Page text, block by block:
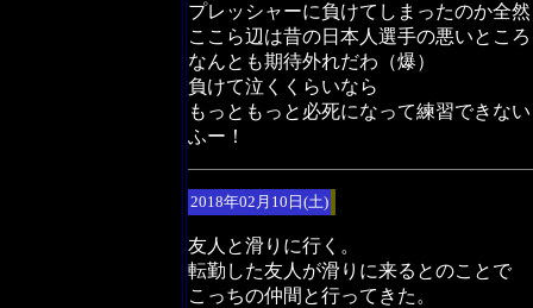
プレッシャーに負けてしまったのか全
ここら辺は昔の日本人選手の悪いとこ
なんとも期待外れだわ（爆）
負けて泣くくらいなら
もっともっと必死になって練習できな
ふー！
2018年02月10日(土)
友人と滑りに行く。
転勤した友人が滑りに来るとのことで
こっちの仲間と行ってきた。